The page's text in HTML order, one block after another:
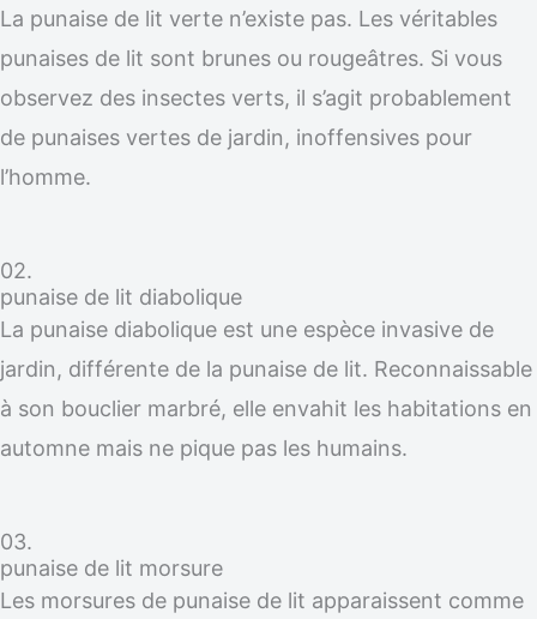
La punaise de lit verte n’existe pas. Les véritables
punaises de lit sont brunes ou rougeâtres. Si vous
observez des insectes verts, il s’agit probablement
de punaises vertes de jardin, inoffensives pour
l’homme.
02.
punaise de lit diabolique
La punaise diabolique est une espèce invasive de
jardin, différente de la punaise de lit. Reconnaissable
à son bouclier marbré, elle envahit les habitations en
automne mais ne pique pas les humains.
03.
punaise de lit morsure
Les morsures de punaise de lit apparaissent comme